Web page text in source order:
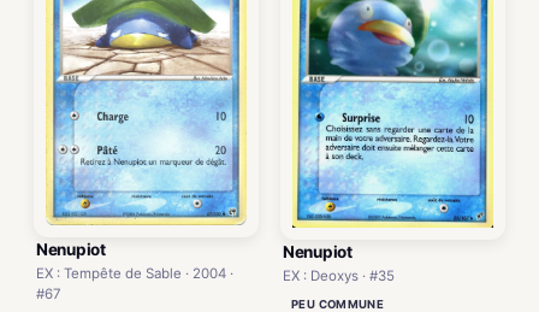
Nenupiot
EX : Tempête de Sable · 2004 ·
#67
Nenupiot
EX : Deoxys · #35
PEU COMMUNE